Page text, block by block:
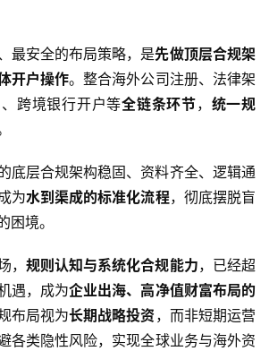
最安全的布局策略，是先做顶层合规架
开户操作。整合海外公司注册、法律架
跨境银行开户等全链条环节， 统一规
底层合规架构稳固、资料齐全、逻辑通
为水到渠成的标准化流程，彻底摆脱盲
困境。
， 规则认知与系统化合规能力，已经超
遇，成为企业出海、高净值财富布局的
布局视为长期战略投资，而非短期运营
各类隐性风险，实现全球业务与海外资